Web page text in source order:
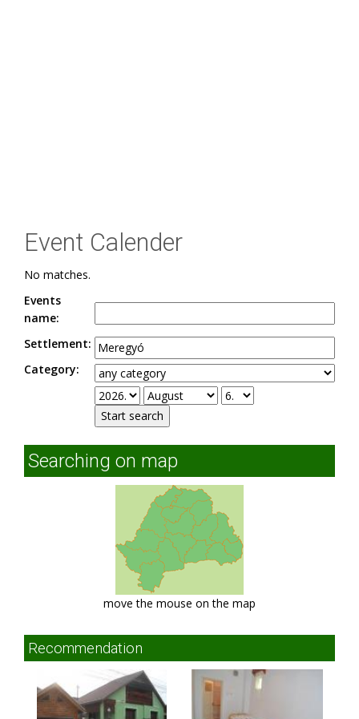
Event Calender
No matches.
Events
name:
Settlement:
Category:
Searching on map
move the mouse on the map
Recommendation